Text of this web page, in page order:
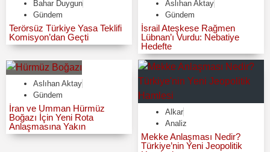
Bahar Duygun
Gündem
Terörsüz Türkiye Yasa Teklifi
Komisyon’dan Geçti
Aslıhan Aktay
Gündem
İsrail Ateşkese Rağmen
Lübnan’ı Vurdu: Nebatiye
Hedefte
Aslıhan Aktay
Gündem
İran ve Umman Hürmüz
Boğazı İçin Yeni Rota
Anlaşmasına Yakın
Alkar
Analiz
Mekke Anlaşması Nedir?
Türkiye’nin Yeni Jeopolitik